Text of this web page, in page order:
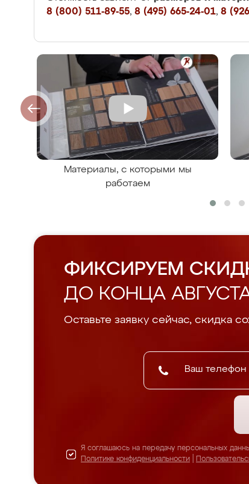
8 (800) 511-89-55, 8 (495) 665-24-01, 8
Материалы, с которыми мы
работаем
ФИКСИРУЕМ
ДО КОНЦА
Оставьте заявку сейчас, скидка
Я соглашаюсь на передачу персональных
Политике конфиденциальности